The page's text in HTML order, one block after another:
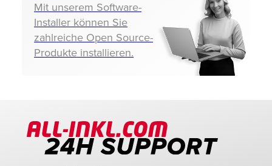
Mit unserem Software-
Installer können Sie
zahlreiche Open Source-
Produkte installieren.